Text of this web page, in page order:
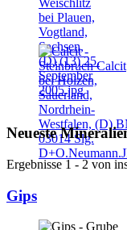
Neueste
Ergebnisse 1 - 2 von
Gips